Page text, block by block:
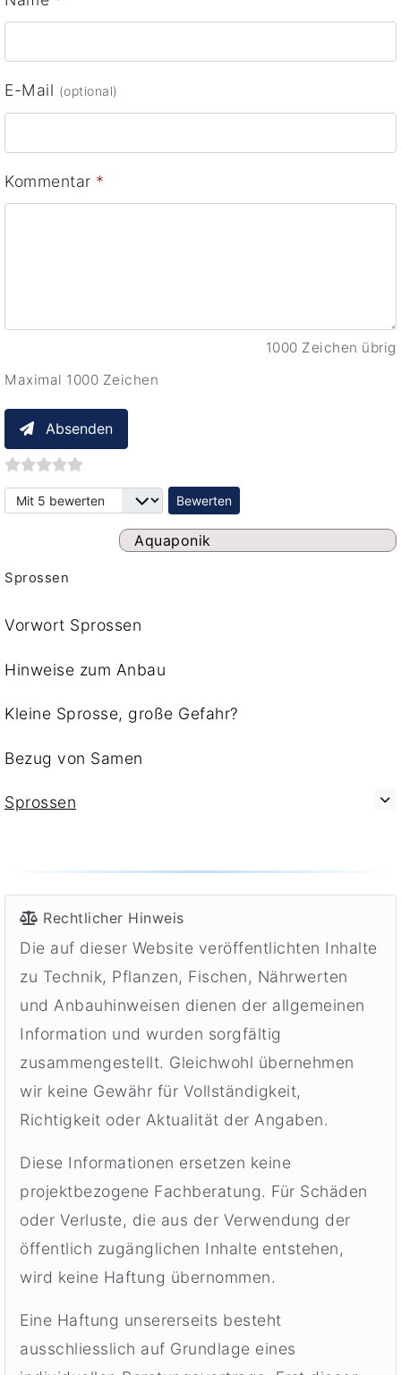
E-Mail (optional)
Kommentar *
1000 Zeichen übrig
Maximal 1000 Zeichen
Absenden
Bitte bewerten
Aquaponik
Sprossen
Vorwort Sprossen
Hinweise zum Anbau
Kleine Sprosse, große Gefahr?
Bezug von Samen
Sprossen
Rechtlicher Hinweis
Die auf dieser Website veröffentlichten Inhalte
zu Technik, Pflanzen, Fischen, Nährwerten
und Anbauhinweisen dienen der allgemeinen
Information und wurden sorgfältig
zusammengestellt. Gleichwohl übernehmen
wir keine Gewähr für Vollständigkeit,
Richtigkeit oder Aktualität der Angaben.
Diese Informationen ersetzen keine
projektbezogene Fachberatung. Für Schäden
oder Verluste, die aus der Verwendung der
öffentlich zugänglichen Inhalte entstehen,
wird keine Haftung übernommen.
Eine Haftung unsererseits besteht
ausschliesslich auf Grundlage eines